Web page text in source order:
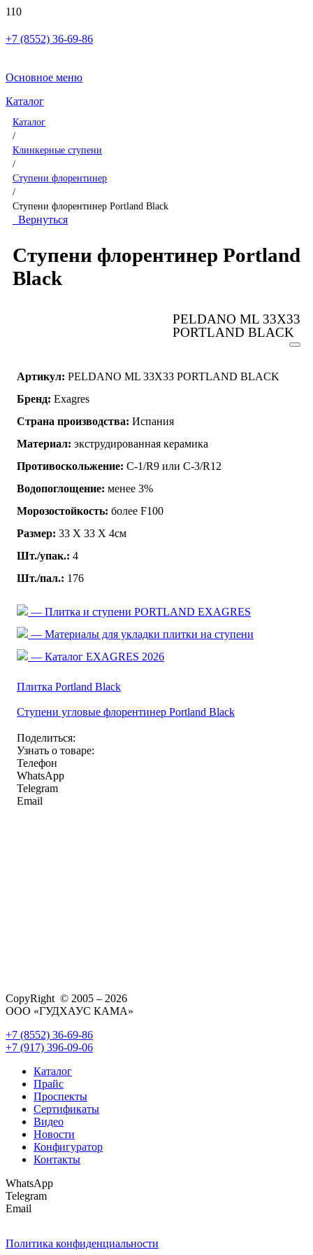
+7 (8552) 36-69-86
Основное меню
Каталог
Каталог
/
Клинкерные ступени
/
Ступени флорентинер
/
Ступени флорентинер Portland Black
Вернуться
Ступени флорентинер Portland
Black
PELDANO ML 33X33
PORTLAND BLACK
Артикул: PELDANO ML 33X33 PORTLAND BLACK
Бренд: Exagres
Страна производства: Испания
Материал: экструдированная керамика
Противоскольжение: C-1/R9 или C-3/R12
Водопоглощение: менее 3%
Морозостойкость: более F100
Размер: 33 Х 33 Х 4см
Шт./упак.: 4
Шт./пал.: 176
— Плитка и ступени PORTLAND EXAGRES
— Материалы для укладки плитки на ступени
— Каталог EXAGRES 2026
Плитка Portland Black
Ступени угловые флорентинер Portland Black
Поделиться:
Узнать о товаре:
Телефон
WhatsApp
Telegram
Email
CopyRight © 2005 – 2026
ООО «ГУДХАУС КАМА»
+7 (8552) 36-69-86
+7 (917) 396-09-06
Каталог
Прайс
Проспекты
Сертификаты
Видео
Новости
Конфигуратор
Контакты
WhatsApp
Telegram
Email
Политика конфиденциальности